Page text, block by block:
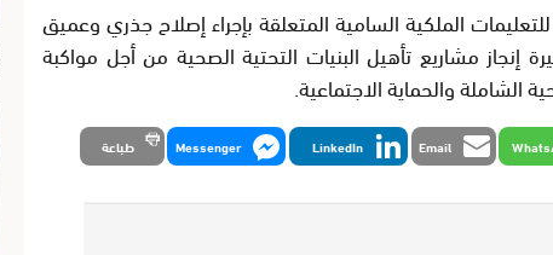
الملكية السامية المتعلقة بإجراء إصلاح جذري وعميق
إنجاز مشاريع تأهيل البنيات التحتية الصحية من أجل مواكبة
الشاملة والحماية الاجتماعية.
Email
LinkedIn
Messenger طباعة